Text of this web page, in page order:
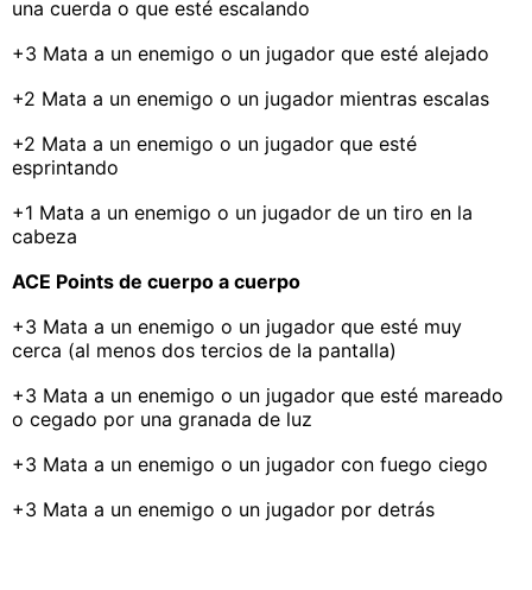
una cuerda o que esté escalando
+3 Mata a un enemigo o un jugador que esté alejado
+2 Mata a un enemigo o un jugador mientras escalas
+2 Mata a un enemigo o un jugador que esté
esprintando
+1 Mata a un enemigo o un jugador de un tiro en la
cabeza
ACE Points de cuerpo a cuerpo
+3 Mata a un enemigo o un jugador que esté muy
cerca (al menos dos tercios de la pantalla)
+3 Mata a un enemigo o un jugador que esté mareado
o cegado por una granada de luz
+3 Mata a un enemigo o un jugador con fuego ciego
+3 Mata a un enemigo o un jugador por detrás